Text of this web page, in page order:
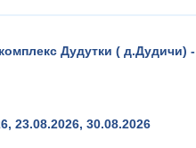
Дудутки ( д.Дудичи) -
23.08.2026, 30.08.2026